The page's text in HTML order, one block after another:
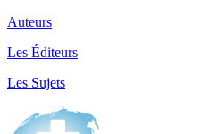
Auteurs
Les Éditeurs
Les Sujets